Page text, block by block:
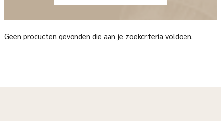
Geen producten gevonden die aan je zoekcriteria voldoen.